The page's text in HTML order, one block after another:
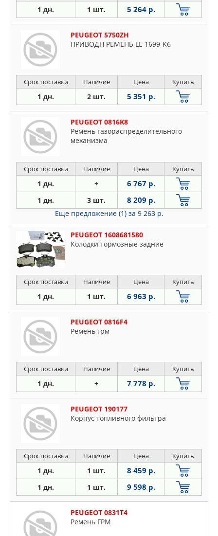
1 дн. 1 шт. 5 264 р.
PEUGEOT 5750ZH
ПРИВОДН РЕМЕНЬ LE 1699-K6
Срок поставки Наличие Цена Купить
1 дн. 2 шт. 5 351 р.
PEUGEOT 0816K8
Ремень газораспределительного
механизма
Срок поставки Наличие Цена Купить
1 дн. + 6 767 р.
1 дн. 3 шт. 8 209 р.
Еще предложение (1) за 9 263 р.
PEUGEOT 1608681580
Колодки тормозные задние
Срок поставки Наличие Цена Купить
1 дн. 1 шт. 6 963 р.
PEUGEOT 0816F4
Ремень грм
Срок поставки Наличие Цена Купить
1 дн. + 7 778 р.
PEUGEOT 190177
Корпус топливного фильтра
Срок поставки Наличие Цена Купить
1 дн. 1 шт. 8 459 р.
1 дн. 1 шт. 9 598 р.
PEUGEOT 0831T4
Ремень ГРМ